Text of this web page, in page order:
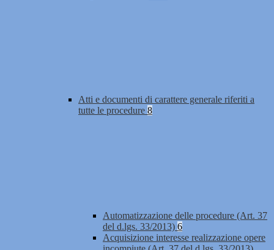
Atti e documenti di carattere generale riferiti a
tutte le procedure 8
Automatizzazione delle procedure (Art. 37
del d.lgs. 33/2013) 6
Acquisizione interesse realizzazione opere